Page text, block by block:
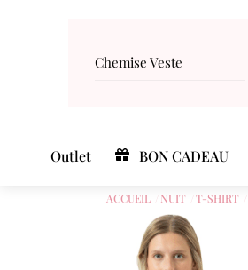
Chemise Veste
Outlet BON CADEAU
ACCUEIL NUIT T-SHIRT